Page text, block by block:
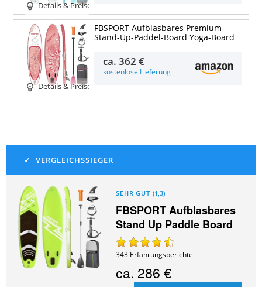
Details & Preise
Details & Preise
FBSPORT Aufblasbares Premium-
Stand-Up-Paddel-Board Yoga-Board
ca.362 €
kostenlose Lieferung
SEHR GUT (1,3)
FBSPORT Aufblasbares
Stand Up Paddle Board
343 Erfahrungsberichte
ca. 286 €